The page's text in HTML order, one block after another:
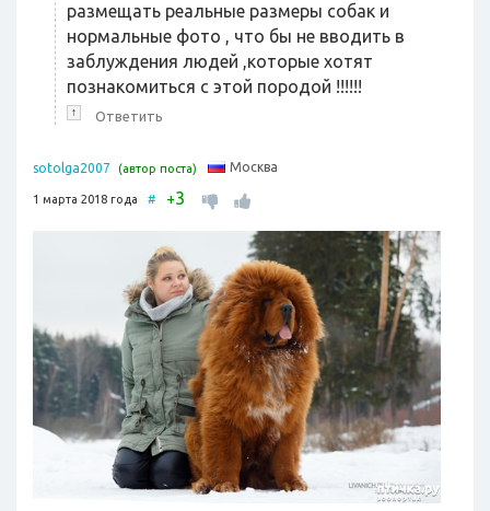
размещать реальные размеры собак и
нормальные фото , что бы не вводить в
заблуждения людей ,которые хотят
познакомиться с этой породой !!!!!!
↑ Ответить
sotolga2007 (автор поста) Москва
1 марта 2018 года # +3